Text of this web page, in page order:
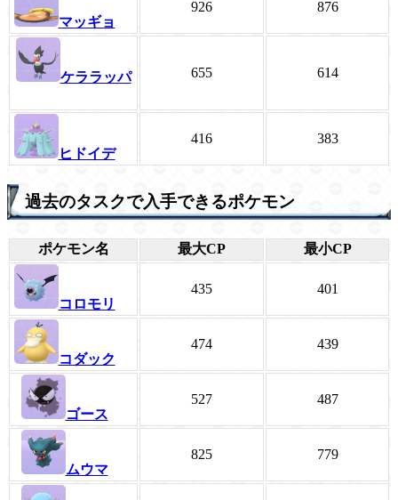
マッギョ
926 876
ケララッパ 655 614
ヒドイデ
416 383
過去のタスクで入手できるポケモン
ポケモン名 最大CP 最小CP
コロモリ
435 401
コダック
474 439
ゴース
527 487
ムウマ
825 779